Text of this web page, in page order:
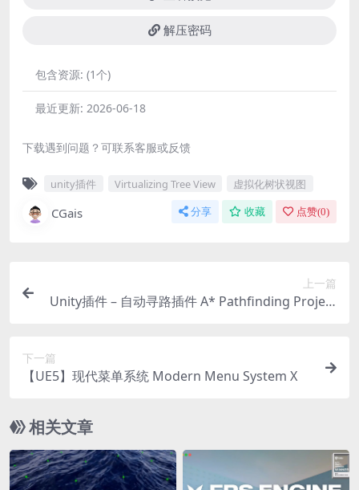
解压密码
包含资源: (1个)
最近更新: 2026-06-18
下载遇到问题？可联系客服或反馈
unity插件 Virtualizing Tree View 虚拟化树状视图
CGais 分享 收藏 点赞(0)
上一篇
Unity插件 – 自动寻路插件 A* Pathfinding Project
下一篇
【UE5】现代菜单系统 Modern Menu System X
相关文章